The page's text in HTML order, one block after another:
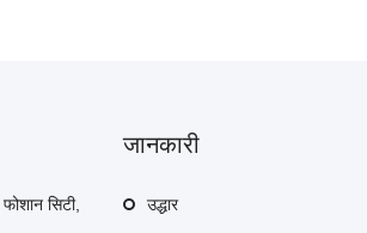
सिटी,
जानकारी
उद्धार